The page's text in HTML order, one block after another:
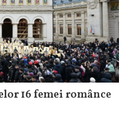
16 femei românce